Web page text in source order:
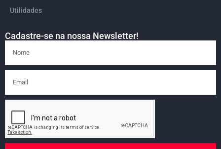
Utilidades
Cadastre-se na nossa Newsletter!